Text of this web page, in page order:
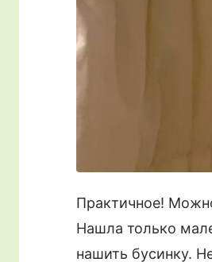
Практичное!
Нашла только
нашить бусинку.